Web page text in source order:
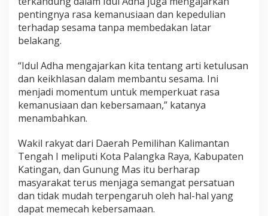
pentingnya rasa kemanusiaan dan kepedulian
terhadap sesama tanpa membedakan latar
belakang.
“Idul Adha mengajarkan kita tentang arti ketulusan
dan keikhlasan dalam membantu sesama. Ini
menjadi momentum untuk memperkuat rasa
kemanusiaan dan kebersamaan,” katanya
menambahkan.
Wakil rakyat dari Daerah Pemilihan Kalimantan
Tengah I meliputi Kota Palangka Raya, Kabupaten
Katingan, dan Gunung Mas itu berharap
masyarakat terus menjaga semangat persatuan
dan tidak mudah terpengaruh oleh hal-hal yang
dapat memecah kebersamaan.